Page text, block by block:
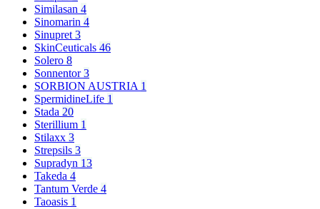
Similasan 4
Sinomarin 4
Sinupret 3
SkinCeuticals 46
Solero 8
Sonnentor3
SORBION AUSTRIA 1
SpermidineLife 1
Stada 20
Sterillium 1
Stilaxx 3
Strepsils 3
Supradyn 13
Takeda 4
Tantum Verde 4
Taoasis 1